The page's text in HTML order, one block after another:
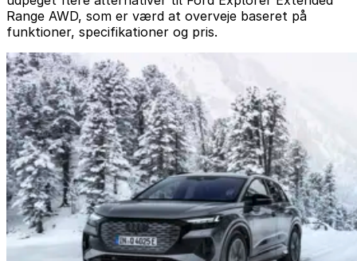
Range AWD, som er værd at overveje baseret på
funktioner, specifikationer og pris.